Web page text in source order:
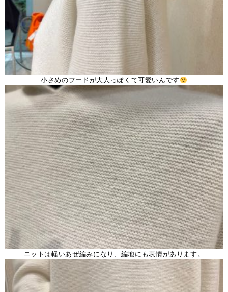
小さめのフードが大人っぽくて可愛いんです
ニットは軽いあぜ編みになり、編地にも表情があります。